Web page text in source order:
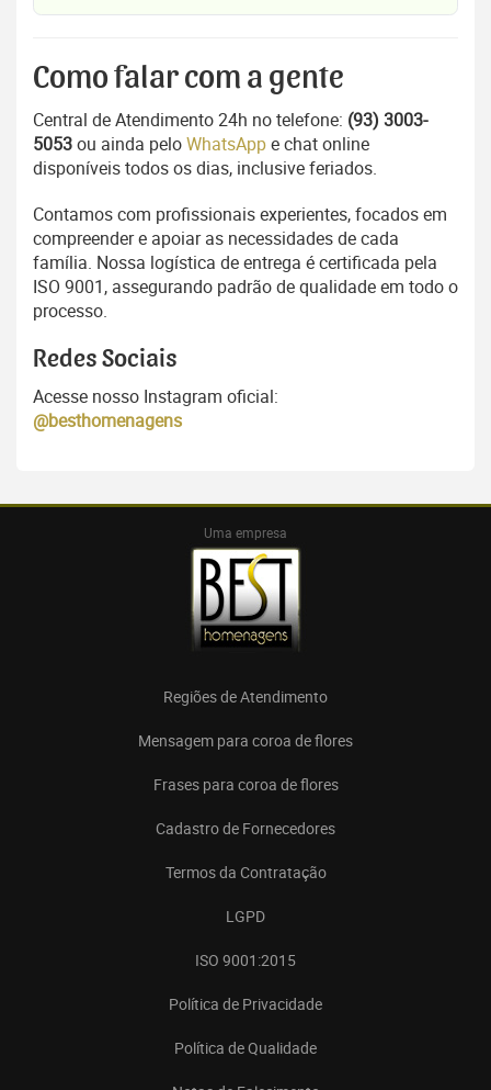
Como falar com a gente
Central de Atendimento 24h no telefone: (93) 3003-
5053ou ainda peloWhatsAppe chat online
disponíveis todos os dias, inclusive feriados.
Contamos com profissionais experientes, focados em
compreender e apoiar as necessidades de cada
família. Nossa logística de entrega é certificada pela
ISO 9001, assegurando padrão de qualidade em todo o
processo.
Redes Sociais
Acesse nosso Instagram oficial:
@besthomenagens
Uma empresa
Regiões de Atendimento
Mensagem para coroa de flores
Frases para coroa de flores
Cadastro de Fornecedores
Termos da Contratação
LGPD
ISO 9001:2015
Política de Privacidade
Política de Qualidade